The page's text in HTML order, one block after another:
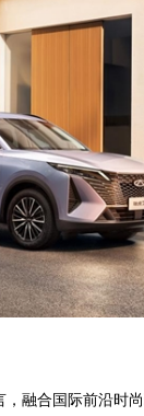
融合国际前沿时